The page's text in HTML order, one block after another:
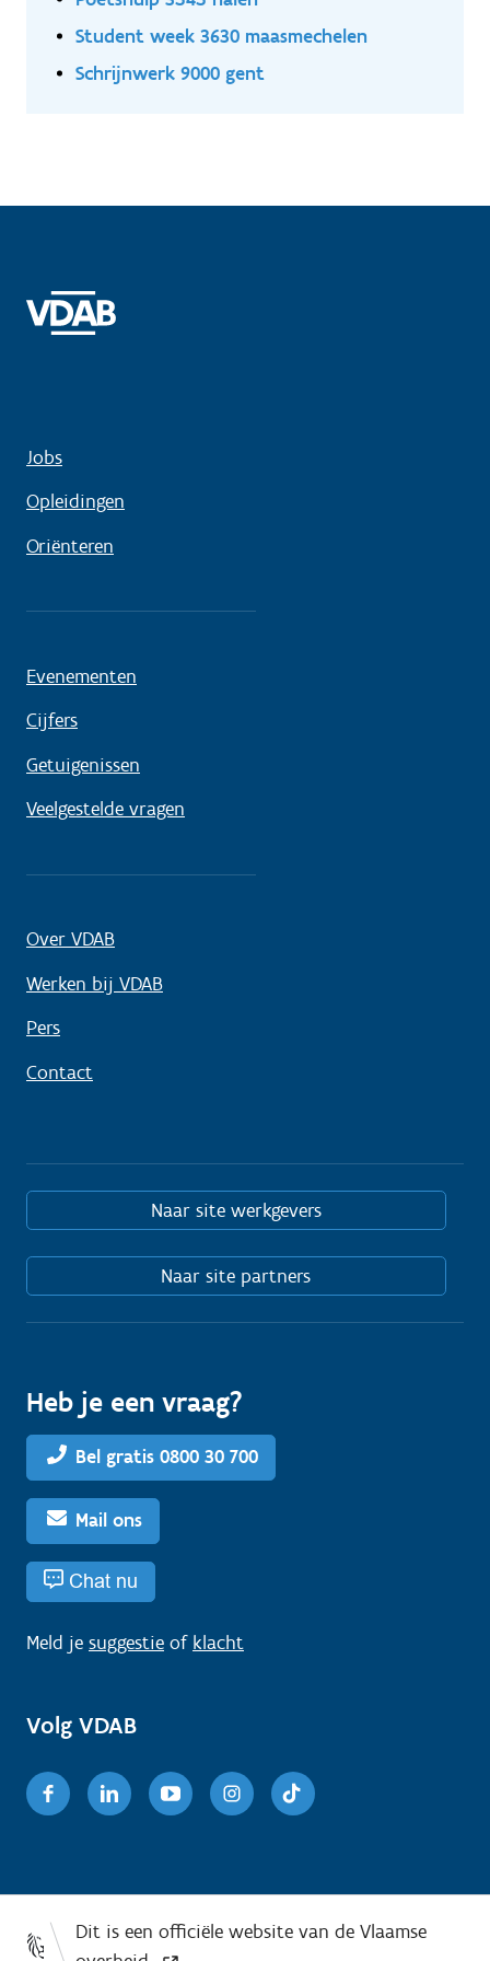
veiligheids , kwaliteits en interne procedures.
Student week 3630 maasmechelen
Schrijnwerk 9000 gent
Jobs
Opleidingen
Oriënteren
Evenementen
Cijfers
Getuigenissen
Veelgestelde vragen
Over VDAB
Werken bij VDAB
Pers
Contact
Naar site werkgevers
Naar site partners
Heb je een vraag?
Bel gratis 0800 30 700
Mail ons
Chat nu
Meld je suggestie of klacht
Volg VDAB
FacebookLinkedinYoutubeInstagram